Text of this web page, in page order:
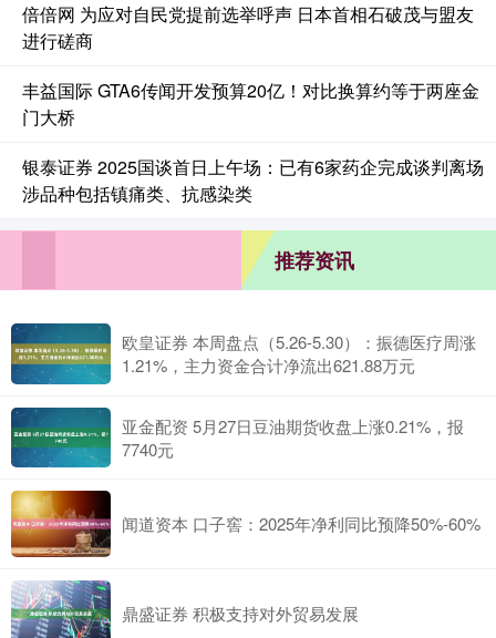
倍倍网 为应对自民党提前选举呼声 日本首相石破茂与盟友
进行磋商
丰益国际 GTA6传闻开发预算20亿！对比换算约等于两座金
门大桥
银泰证券 2025国谈首日上午场：已有6家药企完成谈判离场
涉品种包括镇痛类、抗感染类
推荐资讯
欧皇证券 本周盘点（5.26-5.30）：振德医疗周涨
1.21%，主力资金合计净流出621.88万元
亚金配资 5月27日豆油期货收盘上涨0.21%，报
7740元
闻道资本 口子窖：2025年净利同比预降50%-60%
鼎盛证券 积极支持对外贸易发展